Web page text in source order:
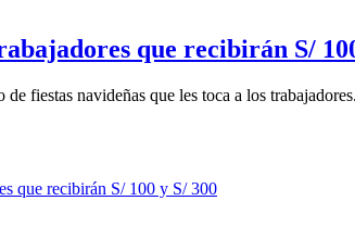
que recibirán S/
fiestas navideñas que les toca a los trabajadores.